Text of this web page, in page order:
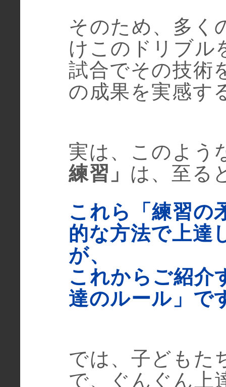
そのため、多く
けこのドリブル
試合でその技術
の成果を実感す
実は、このよう
練習」 は、至る
これら「練習の
的な方法で上達
が、
これからご紹介
達のルール」で
では、子どもた
で、ぐんぐん上